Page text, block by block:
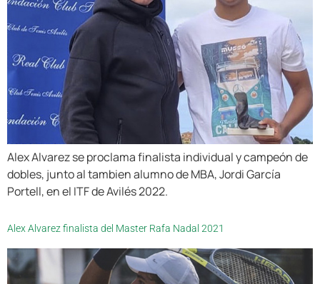
Alex Alvarez se proclama finalista individual y campeón de
dobles, junto al tambien alumno de MBA, Jordi García
Portell, en el ITF de Avilés 2022.
Alex Alvarez finalista del Master Rafa Nadal 2021